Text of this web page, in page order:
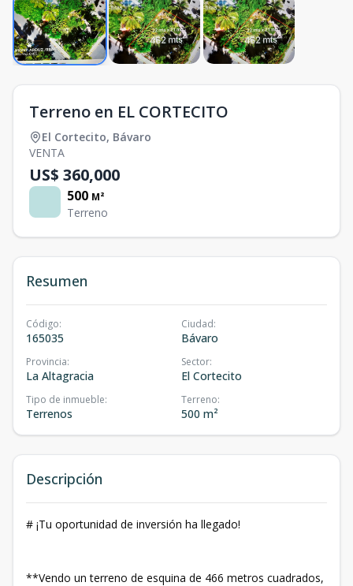
Terreno en EL CORTECITO
El Cortecito, Bávaro
VENTA
US$ 360,000
500 M²
Terreno
Resumen
Código:
165035
Ciudad:
Bávaro
Provincia:
La Altagracia
Sector:
El Cortecito
Tipo de inmueble:
Terrenos
Terreno:
500 m²
Descripción
# ¡Tu oportunidad de inversión ha llegado!
**Vendo un terreno de esquina de 466 metros cuadrados,